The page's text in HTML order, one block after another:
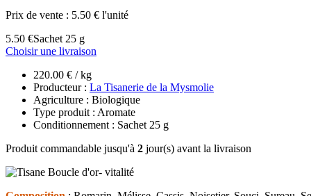
Prix de vente : 5.50 € l'unité
5.50 €Sachet 25 g
Choisir une livraison
220.00 € / kg
Producteur : La Tisanerie de la Mysmolie
Agriculture : Biologique
Type produit : Aromate
Conditionnement : Sachet 25 g
Produit commandable jusqu'à 2 jour(s) avant la livraison